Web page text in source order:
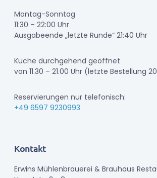
Montag-Sonntag
11:30 – 22:00 Uhr
Ausgabeende „letzte Runde“ 21:40 Uhr
Küche durchgehend geöffnet
von 11.30 – 21.00 Uhr (letzte Bestellung
Reservierungen nur telefonisch:
+49 6597 9230993
Kontakt
Erwins Mühlenbrauerei & Brauhaus